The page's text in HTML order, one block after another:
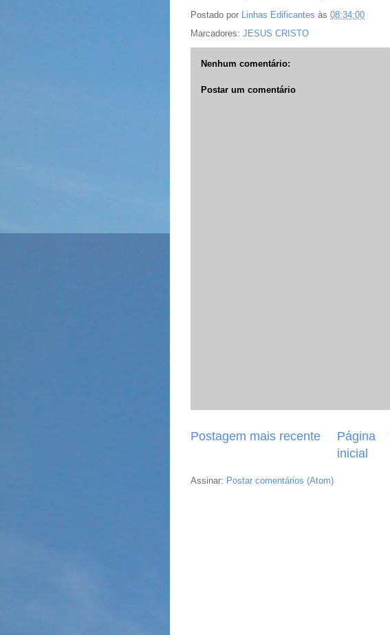
Postado por Linhas Edificantes às 08:34:00
Marcadores: JESUS CRISTO
Nenhum comentário:
Postar um comentário
Postagem mais recente
Página
inicial
Assinar: Postar comentários (Atom)